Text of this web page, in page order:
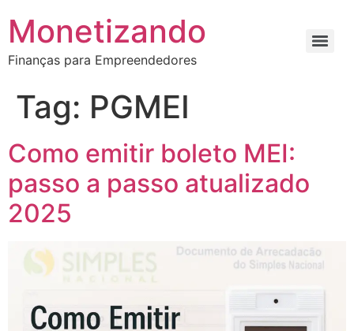
Monetizando
Finanças para Empreendedores
Tag: PGMEI
Como emitir boleto MEI:
passo a passo atualizado
2025